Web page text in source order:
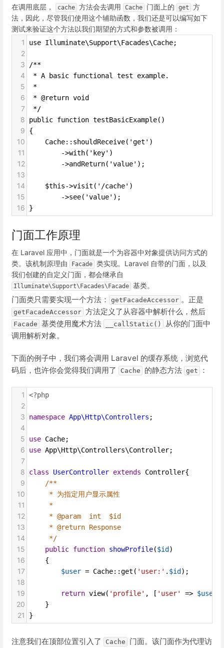
在调用底层， cache 方法会去调用 Cache 门面上的 get
方
法，因此，尽管我们使用这个辅助函数，我们还是可以编写如下
测试来验证这个方法以我们期望的方式和参数被调用：
1
use Illuminate\Support\Facades\Cache;
2
3
/**
4 * A basic functional test example.
5 *
6 * @return void
7 */
8 public function testBasicExample()
9 {
10
    Cache::shouldReceive('get')
11
        ->with('key')
12
        ->andReturn('value');
13
14
    $this->visit('/cache')
15
        ->see('value');
16 }
门面工作原理
在 Laravel 应用中，门面就是一个为容器中对象提供访问方式的
类。该机制原理由
Facade 类实现。Laravel 自带的门面，以及
我们创建的自定义门面，都会继承自
Illuminate\Support\Facades\Facade 基类。
门面类只需要实现一个方法： getFacadeAccessor 。正是
getFacadeAccessor 方法定义了从容器中解析什么，然后
Facade 基类使用魔术方法 __callStatic()
从你的门面中
调用解析对象。
下面的例子中，我们将会调用 Laravel 的缓存系统，浏览代
码后，也许你会觉得我们调用了
Cache 的静态方法 get ：
1 <?php
2
3
namespace App\Http\Controllers ;
4
5
use Cache;
6 use App\Http\Controllers\Controller;
7
8
class UserController extends Controller{
9 /**
10 * 为指定用户显示属性
11 *
12 * @param  int  $id
13 * @return Response
14 */
15 public function showProfile($id )
16
    {
17 $user = Cache::get ( 'user:' . $id );
18
19
return view( 'profile' , [ 'user' => $user
20
    }
21 }
注意我们在顶部位置引入了 Cache
门面。该门面作为代理访